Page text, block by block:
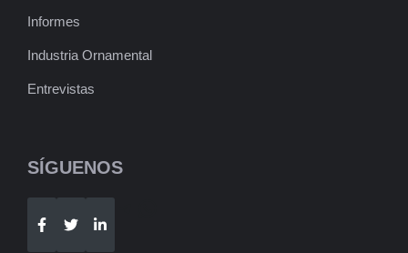
Informes
Industria Ornamental
Entrevistas
SÍGUENOS